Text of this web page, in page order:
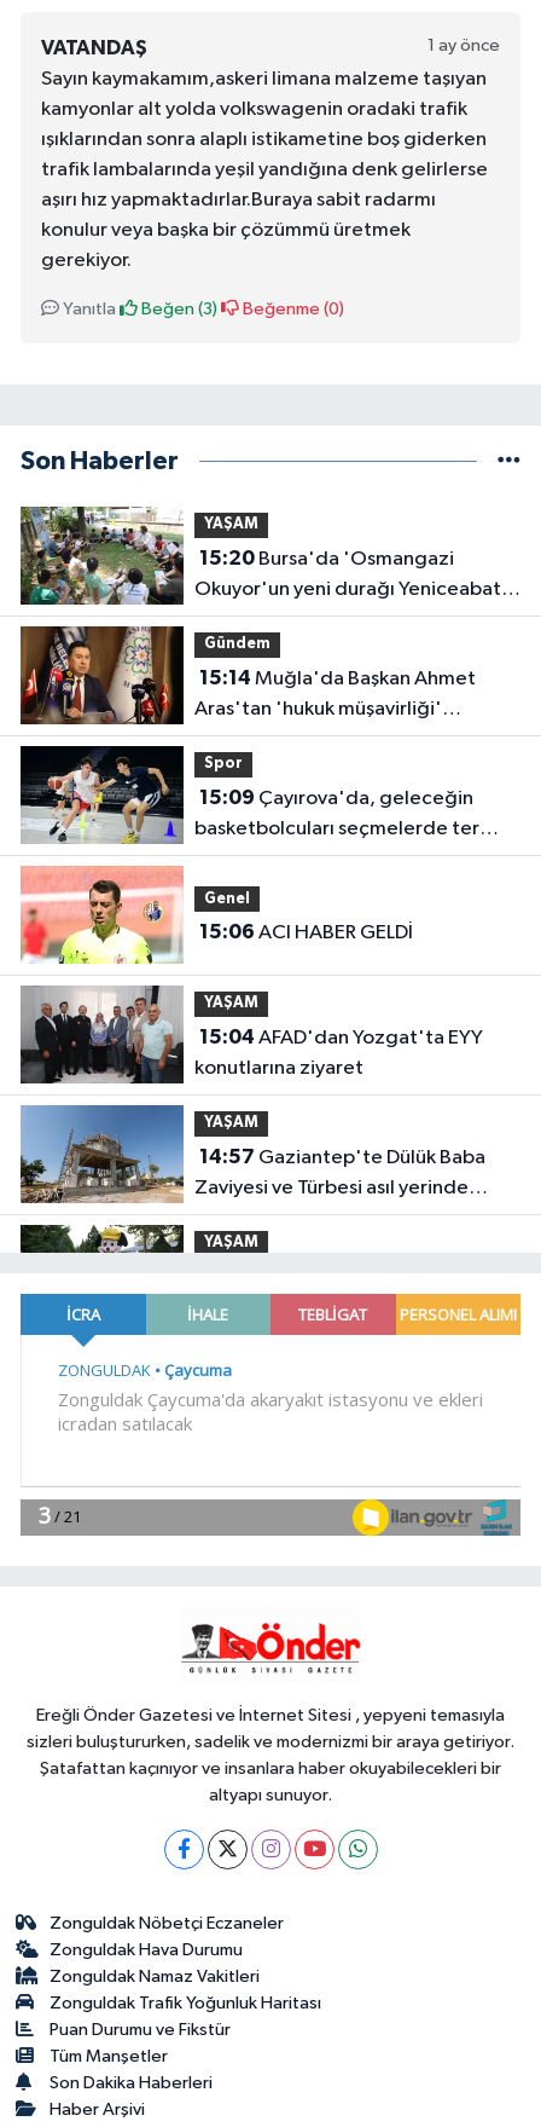
VATANDAŞ 1 ay önce
Sayın kaymakamım,askeri limana malzeme taşıyan
kamyonlar alt yolda volkswagenin oradaki trafik
ışıklarından sonra alaplı istikametine boş giderken
trafik lambalarında yeşil yandığına denk gelirlerse
aşırı hız yapmaktadırlar.Buraya sabit radarmı
konulur veya başka bir çözümmü üretmek
gerekiyor.
Yanıtla Beğen (3) Beğenme (0)
Son Haberler
YAŞAM
15:20Bursa'da 'Osmangazi
Okuyor'un yeni durağı Yeniceabat
oldu
Gündem
15:14
Aras'tan 'hukuk müşavirliği'
açıklaması
Spor
15:09
basketbolcuları seçmelerde ter
döktü
Genel
15:06 ACI HABER GELDİ
YAŞAM
15:04
konutlarına ziyaret
YAŞAM
14:57
Zaviyesi ve Türbesi asıl yerinde
yeniden inşa edilecek
YAŞAM
mahalle mahalle geziyor
Genel
14:37DENİZE GİRMEK YASAKLANDI
eden üç hastalık
Ereğli Önder Gazetesi ve İnternet Sitesi , yepyeni temasıyla
sizleri buluştururken, sadelik ve modernizmi bir araya getiriyor.
Şatafattan kaçınıyor ve insanlara haber okuyabilecekleri bir
altyapı sunuyor.
Zonguldak Nöbetçi Eczaneler
Zonguldak Hava Durumu
Zonguldak Namaz Vakitleri
Zonguldak Trafik Yoğunluk Haritası
Puan Durumu ve Fikstür
Tüm Manşetler
Son Dakika Haberleri
Haber Arşivi